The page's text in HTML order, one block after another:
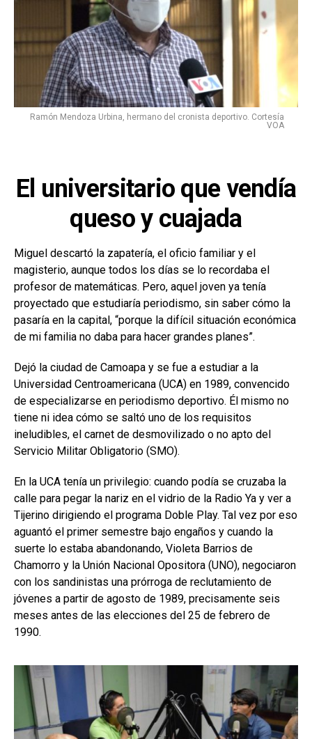
Ramón Mendoza Urbina, hermano del cronista deportivo. Cortesía
VOA
El universitario que vendía
queso y cuajada
Miguel descartó la zapatería, el oficio familiar y el
magisterio, aunque todos los días se lo recordaba el
profesor de matemáticas. Pero, aquel joven ya tenía
proyectado que estudiaría periodismo, sin saber cómo la
pasaría en la capital, “porque la difícil situación económica
de mi familia no daba para hacer grandes planes”.
Dejó la ciudad de Camoapa y se fue a estudiar a la
Universidad Centroamericana (UCA) en 1989, convencido
de especializarse en periodismo deportivo. Él mismo no
tiene ni idea cómo se saltó uno de los requisitos
ineludibles, el carnet de desmovilizado o no apto del
Servicio Militar Obligatorio (SMO).
En la UCA tenía un privilegio: cuando podía se cruzaba la
calle para pegar la nariz en el vidrio de la Radio Ya y ver a
Tijerino dirigiendo el programa Doble Play. Tal vez por eso
aguantó el primer semestre bajo engaños y cuando la
suerte lo estaba abandonando, Violeta Barrios de
Chamorro y la Unión Nacional Opositora (UNO), negociaron
con los sandinistas una prórroga de reclutamiento de
jóvenes a partir de agosto de 1989, precisamente seis
meses antes de las elecciones del 25 de febrero de
1990.